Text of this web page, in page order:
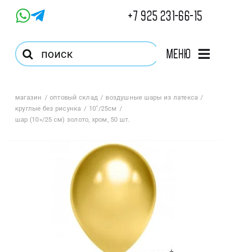
+7 925 231-66-15
Результат
поиска:
Меню
Магазин
Оптовый Магазин
магазин оптовый склад
воздушные шары из латекса
круглые без рисунка
10"/25см
шар (10»/25 см) золото, хром, 50 шт.